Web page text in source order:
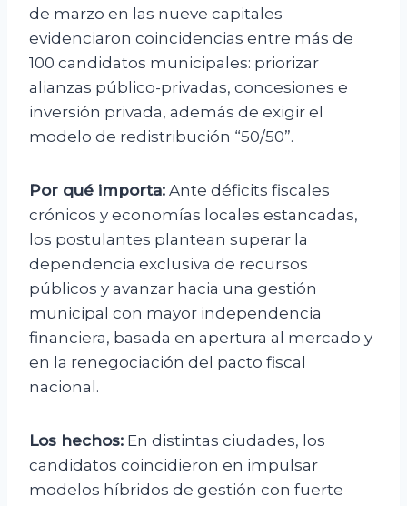
de marzo en las nueve capitales
evidenciaron coincidencias entre más de
100 candidatos municipales: priorizar
alianzas público-privadas, concesiones e
inversión privada, además de exigir el
modelo de redistribución “50/50”.
Por qué importa: Ante déficits fiscales
crónicos y economías locales estancadas,
los postulantes plantean superar la
dependencia exclusiva de recursos
públicos y avanzar hacia una gestión
municipal con mayor independencia
financiera, basada en apertura al mercado y
en la renegociación del pacto fiscal
nacional.
Los hechos: En distintas ciudades, los
candidatos coincidieron en impulsar
modelos híbridos de gestión con fuerte